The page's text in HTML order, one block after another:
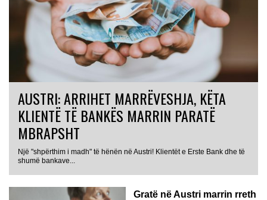
AUSTRI: ARRIHET MARRËVESHJA, KËTA
KLIENTË TË BANKËS MARRIN PARATË
MBRAPSHT
Një "shpërthim i madh" të hënën në Austri! Klientët e Erste Bank dhe të
shumë bankave...
Gratë në Austri marrin rreth